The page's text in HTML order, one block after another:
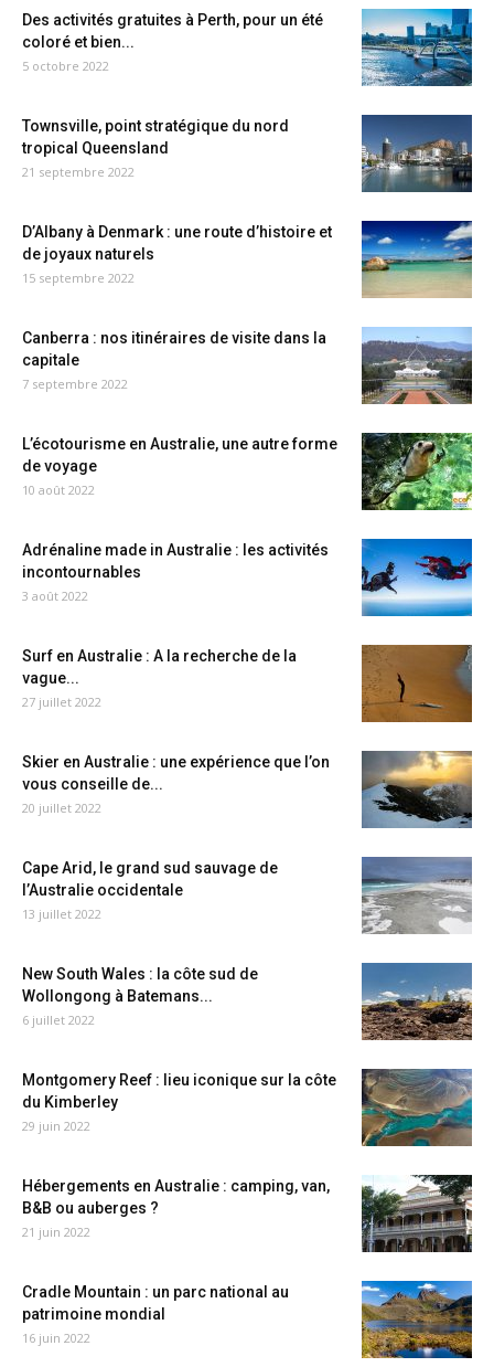
Des activités gratuites à Perth, pour un été
coloré et bien...
5 octobre 2022
Townsville, point stratégique du nord
tropical Queensland
21 septembre 2022
D’Albany à Denmark : une route d’histoire et
de joyaux naturels
15 septembre 2022
Canberra : nos itinéraires de visite dans la
capitale
7 septembre 2022
L’écotourisme en Australie, une autre forme
de voyage
10 août 2022
Adrénaline made in Australie : les activités
incontournables
3 août 2022
Surf en Australie : A la recherche de la
vague...
27 juillet 2022
Skier en Australie : une expérience que l’on
vous conseille de...
20 juillet 2022
Cape Arid, le grand sud sauvage de
l’Australie occidentale
13 juillet 2022
New South Wales : la côte sud de
Wollongong à Batemans...
6 juillet 2022
Montgomery Reef : lieu iconique sur la côte
du Kimberley
29 juin 2022
Hébergements en Australie : camping, van,
B&B ou auberges ?
21 juin 2022
Cradle Mountain : un parc national au
patrimoine mondial
16 juin 2022